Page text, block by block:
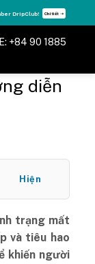
DripClub! Chi tiết ➝
+84 90 1885
diễn
Hiện
trạng mất
và tiêu hao
khiến người